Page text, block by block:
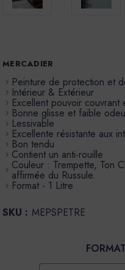
MERCADIER
Peinture de protection et
Intérieur & Extérieur
Excellent pouvoir couvrant
Bonne glisse et faible
Lessivable
Excellente résistante aux
Bon tendu
Contient un anti-rouille
Couleur : Trempette, Ton
affirmée du Russule.
Format - 1 Litre
SKU : MEPSPETRE